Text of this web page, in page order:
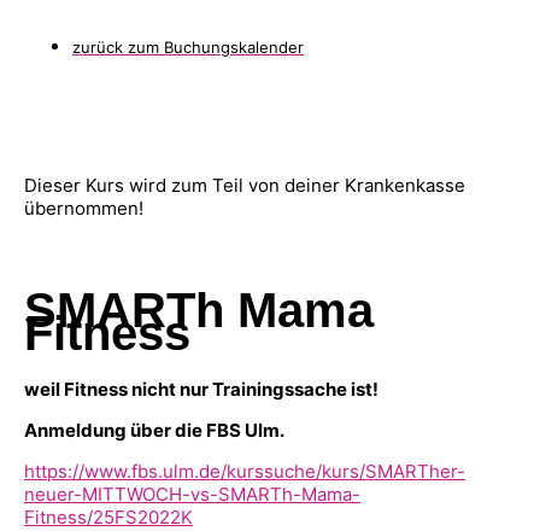
zurück zum Buchungskalender
Dieser Kurs wird zum Teil von deiner Krankenkasse
übernommen!
SMARTh Mama
Fitness
weil Fitness nicht nur Trainingssache ist!
Anmeldung über die FBS Ulm.
https://www.fbs.ulm.de/kurssuche/kurs/SMARTher-
neuer-MITTWOCH-vs-SMARTh-Mama-
Fitness/25FS2022K